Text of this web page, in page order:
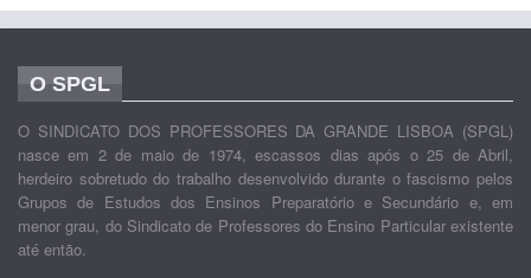
O SPGL
O SINDICATO DOS PROFESSORES DA GRANDE LISBOA (SPGL)
nasce em 2 de maio de 1974, escassos dias após o 25 de Abril,
herdeiro sobretudo do trabalho desenvolvido durante o fascismo pelos
Grupos de Estudos dos Ensinos Preparatório e Secundário e, em
menor grau, do Sindicato de Professores do Ensino Particular existente
até então.